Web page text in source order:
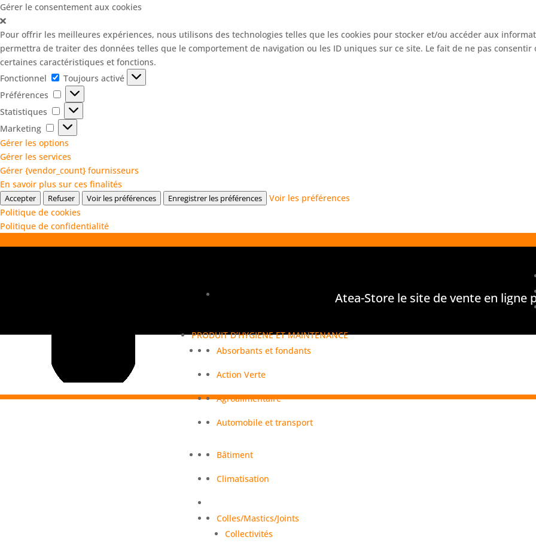
Gérer le consentement aux cookies
Pour offrir les meilleures expériences, nous utilisons des technologies telles que les cookies pour stocker et/ou accéder aux
permettra de traiter des données telles que le comportement de navigation ou les ID uniques sur ce site. Le fait de ne pas
certaines caractéristiques et fonctions.
Fonctionnel
Fonctionnel
Toujours activé
Préférences
Préférences
Statistiques
Statistiques
Marketing
Marketing
Gérer les options
Gérer les services
Gérer {vendor_count} fournisseurs
En savoir plus sur ces finalités
Accepter Refuser Voir les préférences Enregistrer les préférences
Voir les préférences
Politique de cookies
Politique de confidentialité
Atea-Store le site de vente en ligne pour
PRODUIT D’HYGIENE ET MAINTENANCE
Absorbants et fondants
Action Verte
Agroalimentaire
Automobile et transport
Bâtiment
Climatisation
Colles/Mastics/Joints
Collectivités